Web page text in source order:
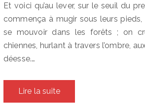
Et voici qu’au lever, sur le seuil du
commença à mugir sous leurs
se mouvoir dans les forêts ; on
chiennes, hurlant à travers l’ombre,
déesse.…
Lire la suite